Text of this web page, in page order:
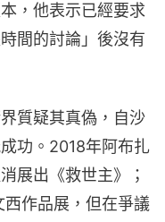
，他表示已經要求
間的討論」後沒有
質疑其真偽，自沙
功。2018年阿布扎
展出《救世主》；
作品展，但在爭議